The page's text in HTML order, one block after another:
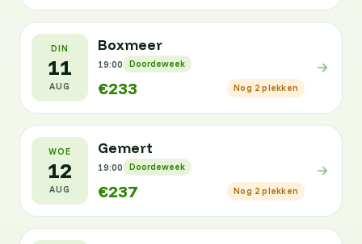
DIN
11
AUG
Boxmeer
19:00 Doordeweek
€233 Nog 2 plekken
WOE
12
AUG
Gemert
19:00 Doordeweek
€237 Nog 2 plekken